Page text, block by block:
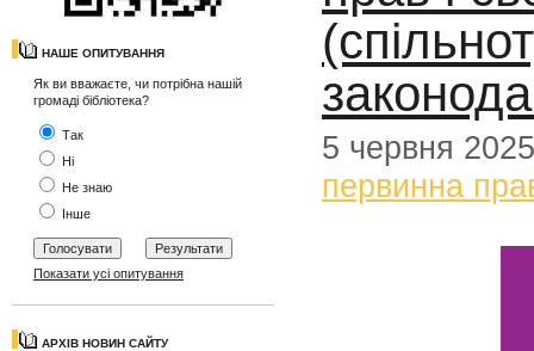
НАШЕ ОПИТУВАННЯ
Як ви вважаєте, чи потрібна нашій
громаді бібліотека?
Так
Ні
Не знаю
Інше
Показати усі опитування
АРХІВ НОВИН САЙТУ
5 червня 2025
первинна